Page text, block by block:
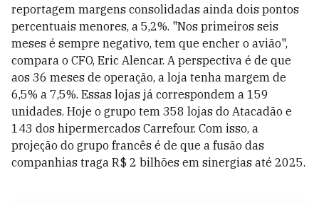
reportagem margens consolidadas ainda dois pontos
percentuais menores, a 5,2%. "Nos primeiros seis
meses é sempre negativo, tem que encher o avião",
compara o CFO, Eric Alencar. A perspectiva é de que
aos 36 meses de operação, a loja tenha margem de
6,5% a 7,5%. Essas lojas já correspondem a 159
unidades. Hoje o grupo tem 358 lojas do Atacadão e
143 dos hipermercados Carrefour. Com isso, a
projeção do grupo francês é de que a fusão das
companhias traga R$ 2 bilhões em sinergias até 2025.